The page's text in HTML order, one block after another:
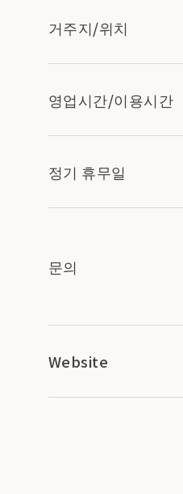
거주지/위치
영업시간/이용시간
정기 휴무일
문의
Website